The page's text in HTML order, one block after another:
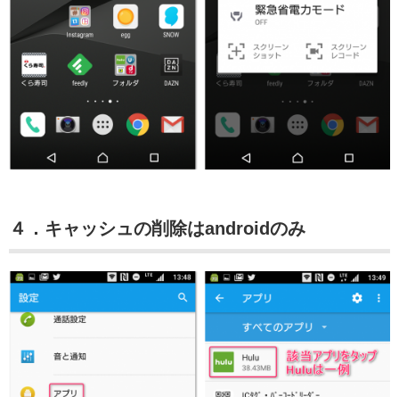
４．キャッシュの削除はandroidのみ